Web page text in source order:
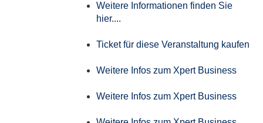
Weitere Informationen finden Sie
hier....
Ticket für diese Veranstaltung kaufen
Weitere Infos zum Xpert Business
Weitere Infos zum Xpert Business